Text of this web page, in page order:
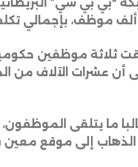
“بي بي سي”
ما يتلقى
الذهاب إلى موقع